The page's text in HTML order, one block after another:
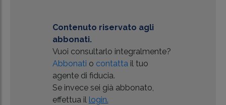
Contenuto riservato agli
abbonati.
Vuoi consultarlo integralmente?
Abbonati o contatta il tuo
agente di fiducia.
Se invece sei già abbonato,
effettua il login.